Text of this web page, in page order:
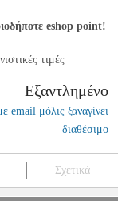
eshop point!
τιμές
Εξαντλημένο
μόλις ξαναγίνει
διαθέσιμο
Σχετικά